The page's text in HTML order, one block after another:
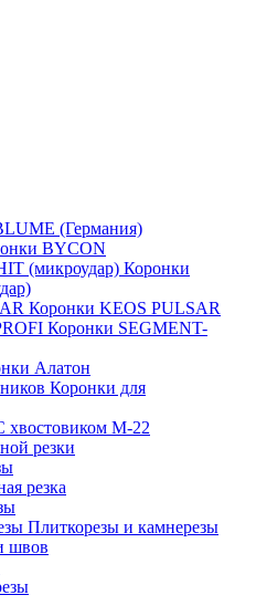
(Германия)
BYCON
Коронки
Коронки KEOS PULSAR
Коронки SEGMENT-
Алатон
Коронки для
хвостовиком М-22
резки
резка
Плиткорезы и камнерезы
швов